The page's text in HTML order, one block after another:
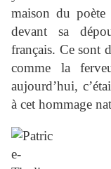
maison du poète
devant sa
français. Ce sont
comme la
aujourd’hui,
à cet hommage